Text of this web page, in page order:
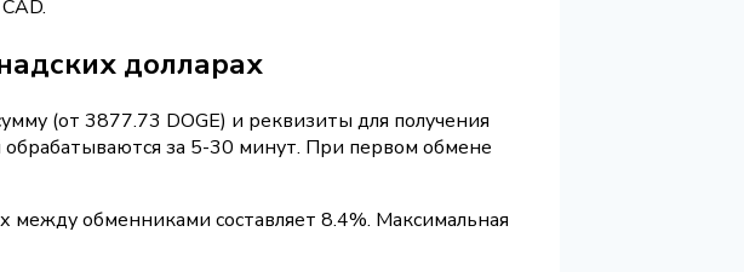
долларах
(от 3877.73 DOGE) и реквизиты для получения
обрабатываются за 5-30 минут. При первом обмене
между обменниками составляет 8.4%. Максимальная